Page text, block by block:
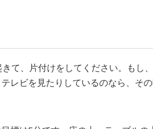
て、片付けをしてください。もし
レビを見たりしているのなら、そ